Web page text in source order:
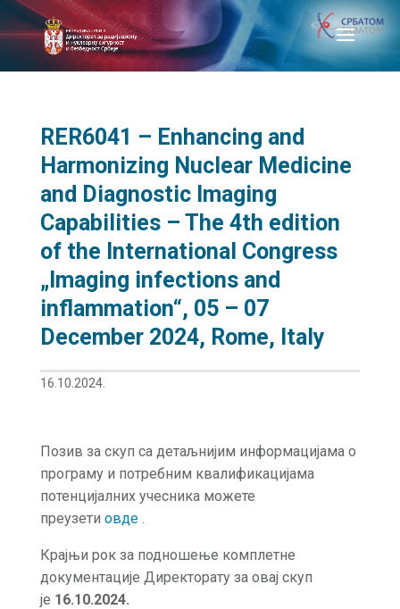
RER6041 – Enhancing and
Harmonizing Nuclear Medicine
and Diagnostic Imaging
Capabilities – The 4th edition
of the International Congress
„Imaging infections and
inflammation“, 05 – 07
December 2024, Rome, Italy
16.10.2024.
Позив за скуп са детаљнијим информацијама о
програму и потребним квалификацијама
потенцијалних учесника можете
преузети овде .
Крајњи рок за подношење комплетне
документације Директорату за овај скуп
је 16.10.2024.